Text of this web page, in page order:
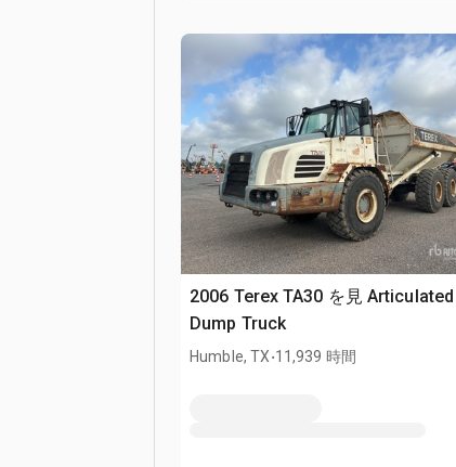
2006 Terex TA30 を見 Articulated
Dump Truck
Humble, TX.11,939 時間